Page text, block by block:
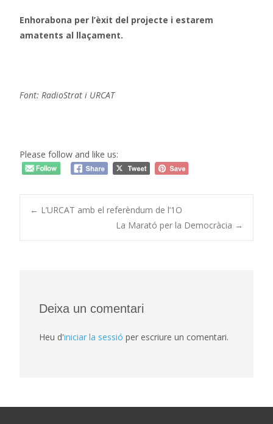
Enhorabona per l’èxit del projecte i estarem
amatents al llaçament.
Font: RadioStrat i URCAT
Please follow and like us:
Post
← L’URCAT amb el referèndum de l’1O
La Marató per la Democràcia →
Deixa un comentari
Heu d'iniciar la sessió per escriure un comentari.